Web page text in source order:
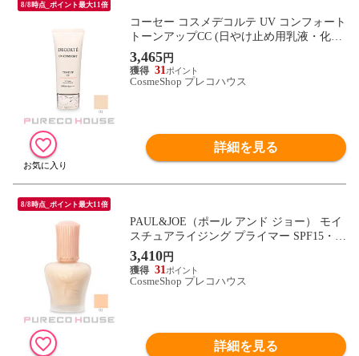
8/8時点_ポイント最大11倍
コーセー コスメデコルテ UV コンフォート
トーンアップCC (日やけ止め用乳液・化粧
下地) SPF50+・PA++++ 30ml #01 light beige
3,465円
31
CosmeShop プレコハウス
詳細を見る
8/8時点_ポイント最大11倍
PAUL&JOE（ポール アンド ジョー） モイ
スチュアライジング プライマー SPF15・P
A+ 30ml #01
3,410円
31
CosmeShop プレコハウス
詳細を見る